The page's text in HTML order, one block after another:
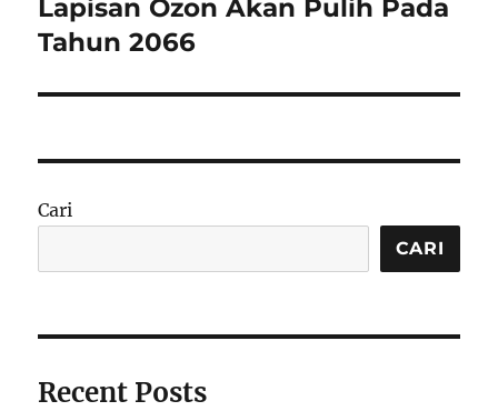
Next
post:
Lapisan Ozon Akan Pulih Pada
Tahun 2066
Cari
CARI
Recent Posts